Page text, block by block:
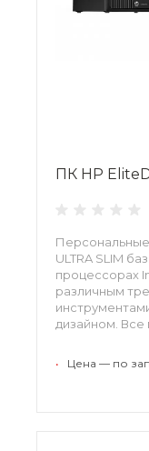
ПК HP
ULTRA SLIM
процессорах
различным
дизайном. Все
для
• Цена — по